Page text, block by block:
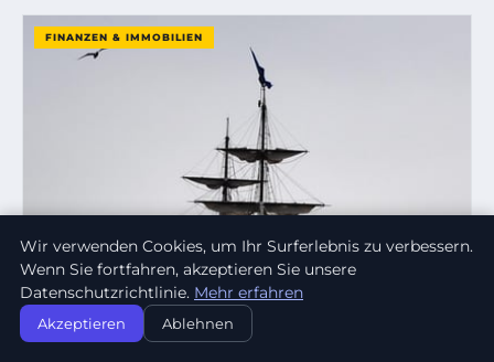
FINANZEN & IMMOBILIEN
Wir verwenden Cookies, um Ihr Surferlebnis zu verbessern.
Wenn Sie fortfahren, akzeptieren Sie unsere
Datenschutzrichtlinie. Mehr erfahren
Akzeptieren Ablehnen